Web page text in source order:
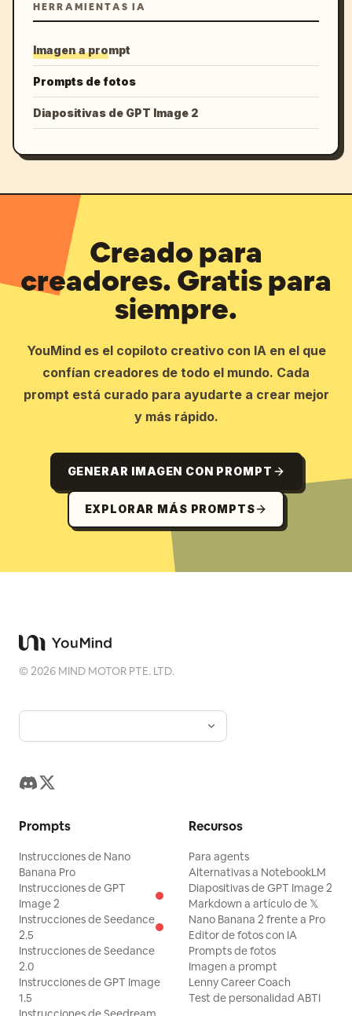
HERRAMIENTAS IA
Imagen a prompt
Prompts de fotos
Diapositivas de GPT Image 2
Creado para
creadores. Gratis para
siempre.
YouMind es el copiloto creativo con IA en el que
confían creadores de todo el mundo. Cada
prompt está curado para ayudarte a crear mejor
y más rápido.
GENERAR IMAGEN CON PROMPT
EXPLORAR MÁS PROMPTS
©2026 MIND MOTOR PTE. LTD.
Prompts
Instrucciones de Nano
Banana Pro
Instrucciones de GPT
Image 2
Instrucciones de Seedance
2.5
Instrucciones de Seedance
2.0
Instrucciones de GPT Image
1.5
Recursos
Para agents
Alternativas a NotebookLM
Diapositivas de GPT Image 2
Markdown a artículo de 𝕏
Nano Banana 2 frente a Pro
Editor de fotos con IA
Prompts de fotos
Imagen a prompt
Lenny Career Coach
Test de personalidad ABTI